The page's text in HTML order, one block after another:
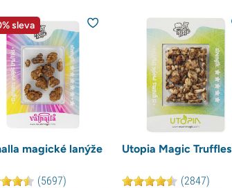
sleva
magické lanýže
(5697)
Utopia Magic Truffles
(2847)